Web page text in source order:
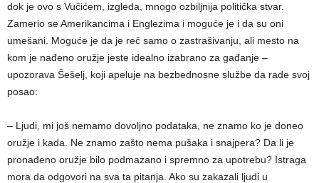
dok je ovo s Vučićem, izgleda, mnogo ozbiljnija politička stvar.
Zamerio se Amerikancima i Englezima i moguće je i da su oni
umešani. Moguće je da je reč samo o zastrašivanju, ali mesto na
kom je nađeno oružje jeste idealno izabrano za gađanje –
upozorava Šešelj, koji apeluje na bezbednosne službe da rade svoj
posao:
– Ljudi, mi još nemamo dovoljno podataka, ne znamo ko je doneo
oružje i kada. Ne znamo zašto nema pušaka i snajpera? Da li je
pronađeno oružje bilo podmazano i spremno za upotrebu? Istraga
mora da odgovori na sva ta pitanja. Ako su zakazali ljudi u